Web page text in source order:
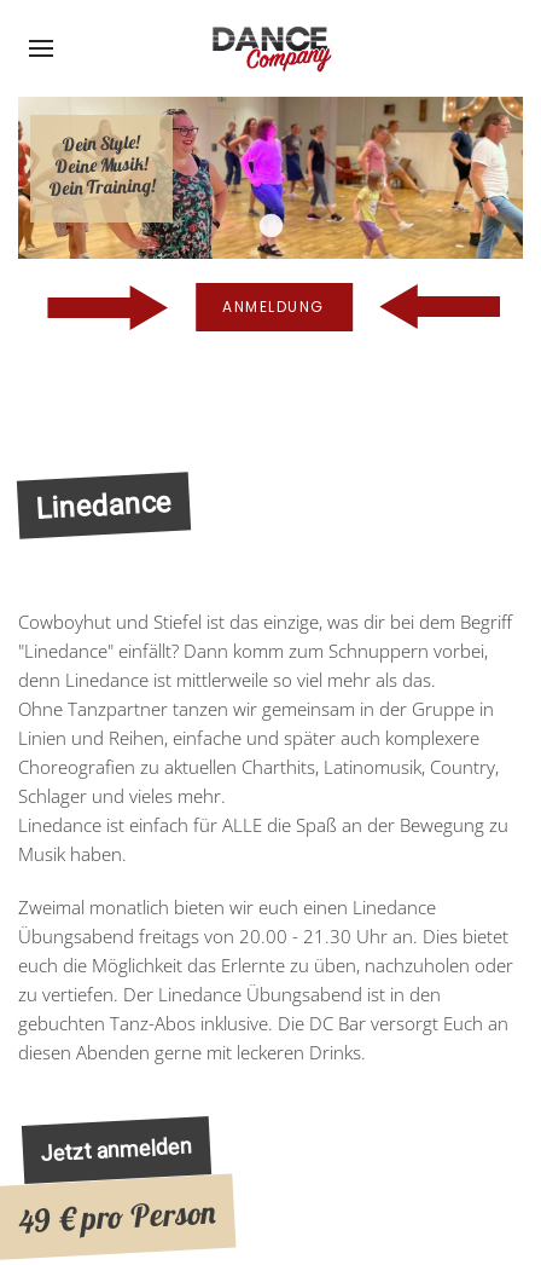
Zumba
Dein Style!
Deine Musik!
Dein Training!
ANMELDUNG
Linedance
Cowboyhut und Stiefel ist das einzige, was dir bei dem Begriff
"Linedance" einfällt? Dann komm zum Schnuppern vorbei,
denn Linedance ist mittlerweile so viel mehr als das.
Ohne Tanzpartner tanzen wir gemeinsam in der Gruppe in
Linien und Reihen, einfache und später auch komplexere
Choreografien zu aktuellen Charthits, Latinomusik, Country,
Schlager und vieles mehr.
Linedance ist einfach für ALLE die Spaß an der Bewegung zu
Musik haben.
Zweimal monatlich bieten wir euch einen Linedance
Übungsabend freitags von 20.00 - 21.30 Uhr an. Dies bietet
euch die Möglichkeit das Erlernte zu üben, nachzuholen oder
zu vertiefen. Der Linedance Übungsabend ist in den
gebuchten Tanz-Abos inklusive. Die DC Bar versorgt Euch an
diesen Abenden gerne mit leckeren Drinks.
Jetzt anmelden
49 € pro Person